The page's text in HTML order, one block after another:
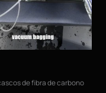
de fibra de carbono